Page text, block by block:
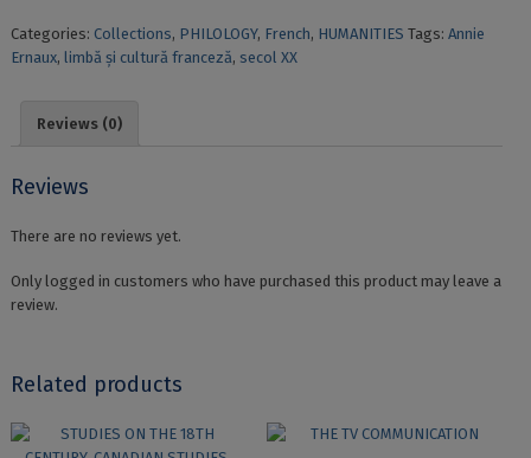
Categories: Collections, PHILOLOGY, French, HUMANITIES Tags: Annie
Ernaux, limbă și cultură franceză, secol XX
Reviews (0)
Reviews
There are no reviews yet.
Only logged in customers who have purchased this product may leave a
review.
Related products